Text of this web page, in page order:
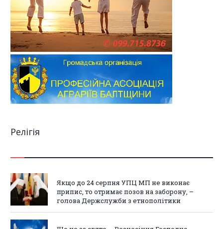
Релігія
Якщо до 24 серпня УПЦ МП не виконає
припис, то отримає позов на заборону, –
голова Держслужби з етнополітики